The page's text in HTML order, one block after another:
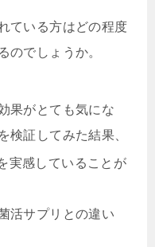
ている方はどの程度
のでしょうか。
果がとても気にな
検証してみた結果、
実感していることが
活サプリとの違い